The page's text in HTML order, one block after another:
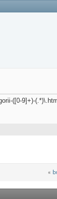
([0-9]+)-
«